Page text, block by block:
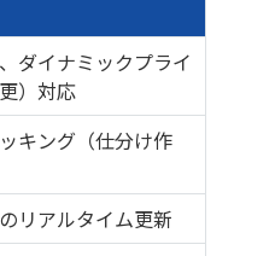
ダイナミックプライ
）対応
キング（仕分け作
リアルタイム更新